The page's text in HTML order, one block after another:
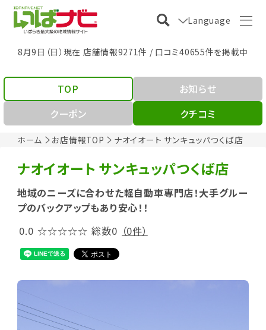
Language
8月9日（日）現在 店舗情報9271件 / 口コミ40655件を掲載中
ホーム お店情報TOP ナオイオート サンキュッパつくば店
TOP
お知らせ
クーポン
クチコミ
ナオイオート サンキュッパつくば店
地域のニーズに合わせた軽自動車専門店！大手グルー
プのバックアップもあり安心！！
0.0 ☆☆☆☆☆ 総数0 （0件）